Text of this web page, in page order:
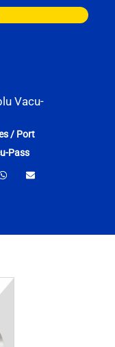
Vacu-
/ Port
Pass